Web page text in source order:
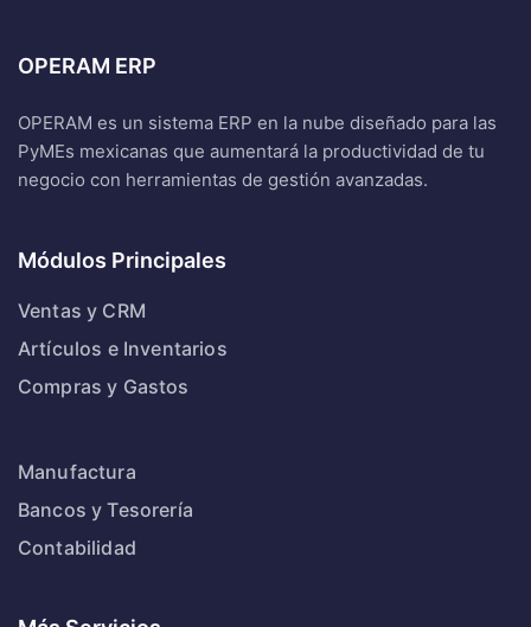
OPERAM ERP
OPERAM es un sistema ERP en la nube diseñado para las
PyMEs mexicanas que aumentará la productividad de tu
negocio con herramientas de gestión avanzadas.
Módulos Principales
Ventas y CRM
Artículos e Inventarios
Compras y Gastos
Manufactura
Bancos y Tesorería
Contabilidad